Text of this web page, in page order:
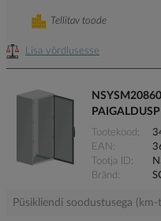
Lisa võrdlusesse
Tellitav toode
Tootekood
EAN
Tootja ID
Bränd
Püsikliendi soodustusega (km-